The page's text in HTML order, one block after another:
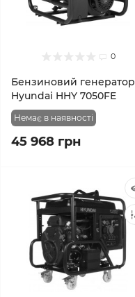
0
Бензиновий генератор
Hyundai HHY 7050FE
Немає в наявності
45 968 грн